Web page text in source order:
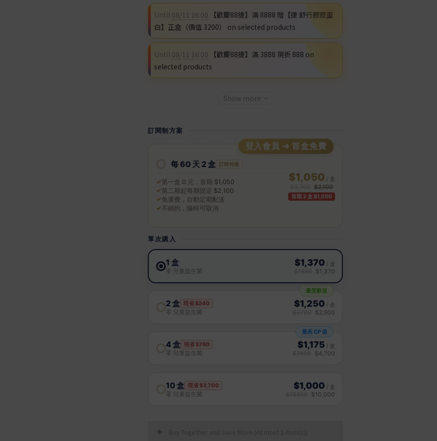
Until 08/11 16:00 【歡慶88捷】滿 8888 贈【捷 舒行膠原蛋
白】正盒（價值 3200） on selected products
Until 08/11 16:00 【歡慶88捷】滿 3888 現折 888 on
selected products
Show more